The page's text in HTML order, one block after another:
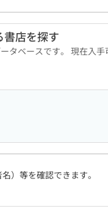
書店を探す
タベースです。 現在入
）等を確認できます。